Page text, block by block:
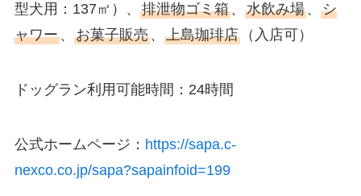
型犬用：137㎡）、 排泄物ゴミ箱、 水飲み場、 シ
ャワー、 お菓子販売、 上島珈琲店（入店可）
ドッグラン利用可能時間：24時間
公式ホームページ： https://sapa.c-
nexco.co.jp/sapa?sapainfoid=199